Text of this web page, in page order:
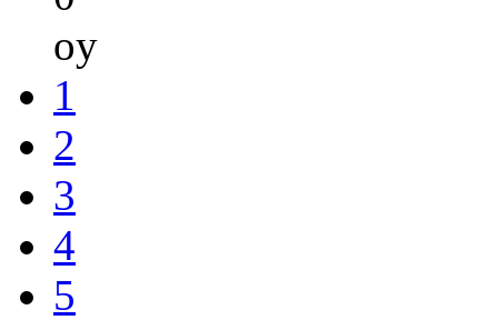
oy
1
2
3
4
5